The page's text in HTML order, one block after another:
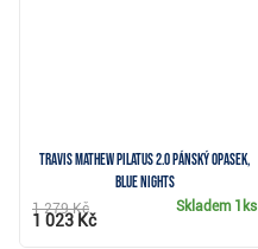
Travis Mathew PILATUS 2.0 pánský opasek,
blue nights
Skladem 1ks
1 279 Kč
1 023 Kč